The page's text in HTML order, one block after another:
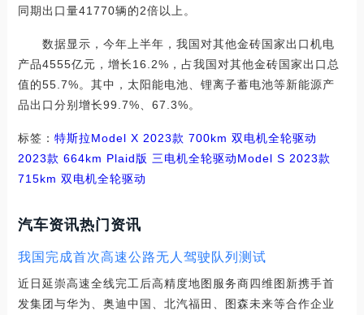
同期出口量41770辆的2倍以上。
数据显示，今年上半年，我国对其他金砖国家出口机电
产品4555亿元，增长16.2%，占我国对其他金砖国家出口总
值的55.7%。其中，太阳能电池、锂离子蓄电池等新能源产
品出口分别增长99.7%、67.3%。
标签： 特斯拉Model X 2023款 700km 双电机全轮驱动
2023款 664km Plaid版 三电机全轮驱动Model S 2023款
715km 双电机全轮驱动
汽车资讯热门资讯
我国完成首次高速公路无人驾驶队列测试
近日延崇高速全线完工后高精度地图服务商四维图新携手首
发集团与华为、奥迪中国、北汽福田、图森未来等合作企业